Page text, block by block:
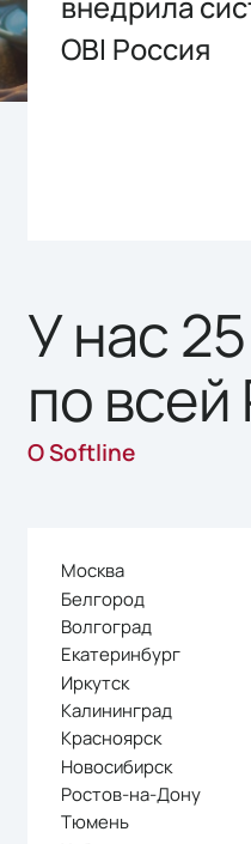
OBI Россия
У нас
по
О Softline
Москва
Белгород
Волгоград
Екатеринбург
Иркутск
Калининград
Красноярск
Новосибирск
Ростов-на-Дону
Тюмень